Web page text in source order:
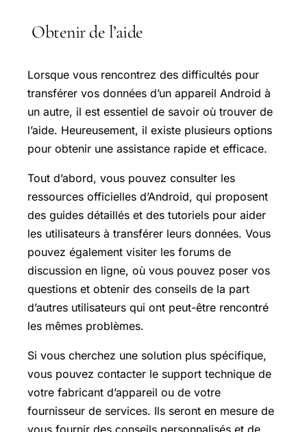
Obtenir de l’aide
Lorsque vous rencontrez des difficultés pour
transférer vos données d’un appareil Android à
un autre, il est essentiel de savoir où trouver de
l’aide. Heureusement, il existe plusieurs options
pour obtenir une assistance rapide et efficace.
Tout d’abord, vous pouvez consulter les
ressources officielles d’Android, qui proposent
des guides détaillés et des tutoriels pour aider
les utilisateurs à transférer leurs données. Vous
pouvez également visiter les forums de
discussion en ligne, où vous pouvez poser vos
questions et obtenir des conseils de la part
d’autres utilisateurs qui ont peut-être rencontré
les mêmes problèmes.
Si vous cherchez une solution plus spécifique,
vous pouvez contacter le support technique de
votre fabricant d’appareil ou de votre
fournisseur de services. Ils seront en mesure de
vous fournir des conseils personnalisés et de